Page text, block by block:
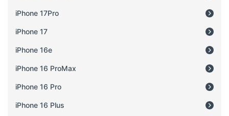
iPhone 17Pro
iPhone 17
iPhone 16e
iPhone 16 ProMax
iPhone 16 Pro
iPhone 16 Plus